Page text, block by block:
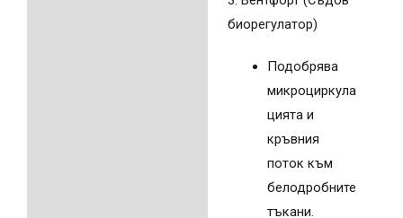
биорегулатор)
Подобрява
микроциркула
цията и
кръвния
поток към
белодробните
тъкани.